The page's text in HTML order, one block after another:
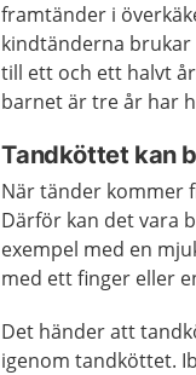
framtänder i
kindtänderna
till ett och ett halvt
barnet är tre år har
Tandköttet kan
När tänder kommer
Därför kan det vara
exempel med en
med ett finger eller
Det händer att
igenom tandköttet.